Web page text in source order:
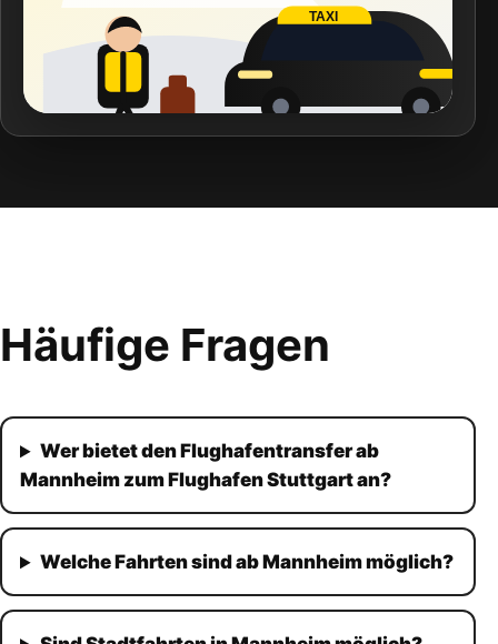
TAXI
Häufige Fragen
Wer bietet den Flughafentransfer ab
Mannheim zum Flughafen Stuttgart an?
Welche Fahrten sind ab Mannheim möglich?